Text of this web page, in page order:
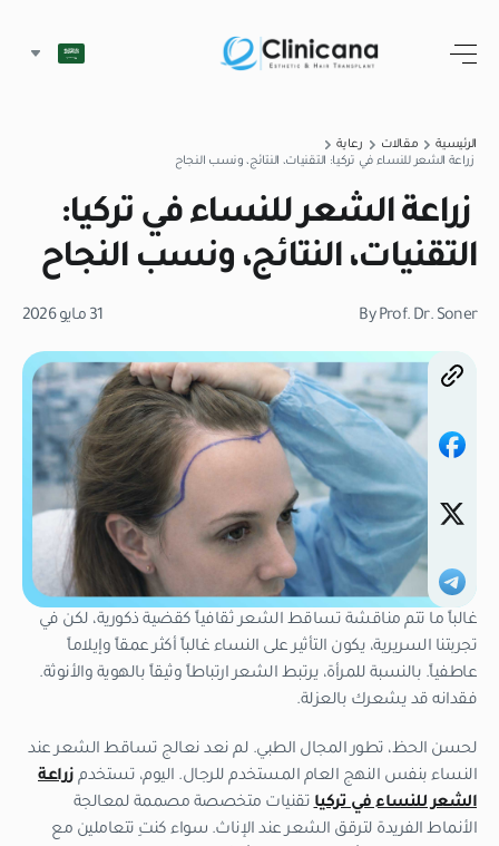
الرئيسية مقالات
رعاية
زراعة الشعر للنساء في تركيا: التقنيات، النتائج، ونسب النجاح
زراعة الشعر للنساء في تركيا:
التقنيات، النتائج، ونسب النجاح
By Prof. Dr. Soner 31 مايو 2026
غالباً ما تتم مناقشة تساقط الشعر ثقافياً كقضية ذكورية، لكن في
تجربتنا السريرية، يكون التأثير على النساء غالباً أكثر عمقاً وإيلاماً
عاطفياً. بالنسبة للمرأة، يرتبط الشعر ارتباطاً وثيقاً بالهوية والأنوثة.
فقدانه قد يشعرك بالعزلة.
لحسن الحظ، تطور المجال الطبي. لم نعد نعالج تساقط الشعر عند
النساء بنفس النهج العام المستخدم للرجال. اليوم، تستخدم زراعة
الشعر للنساء في تركياتقنيات متخصصة مصممة لمعالجة
الأنماط الفريدة لترقق الشعر عند الإناث. سواء كنتِ تتعاملين مع